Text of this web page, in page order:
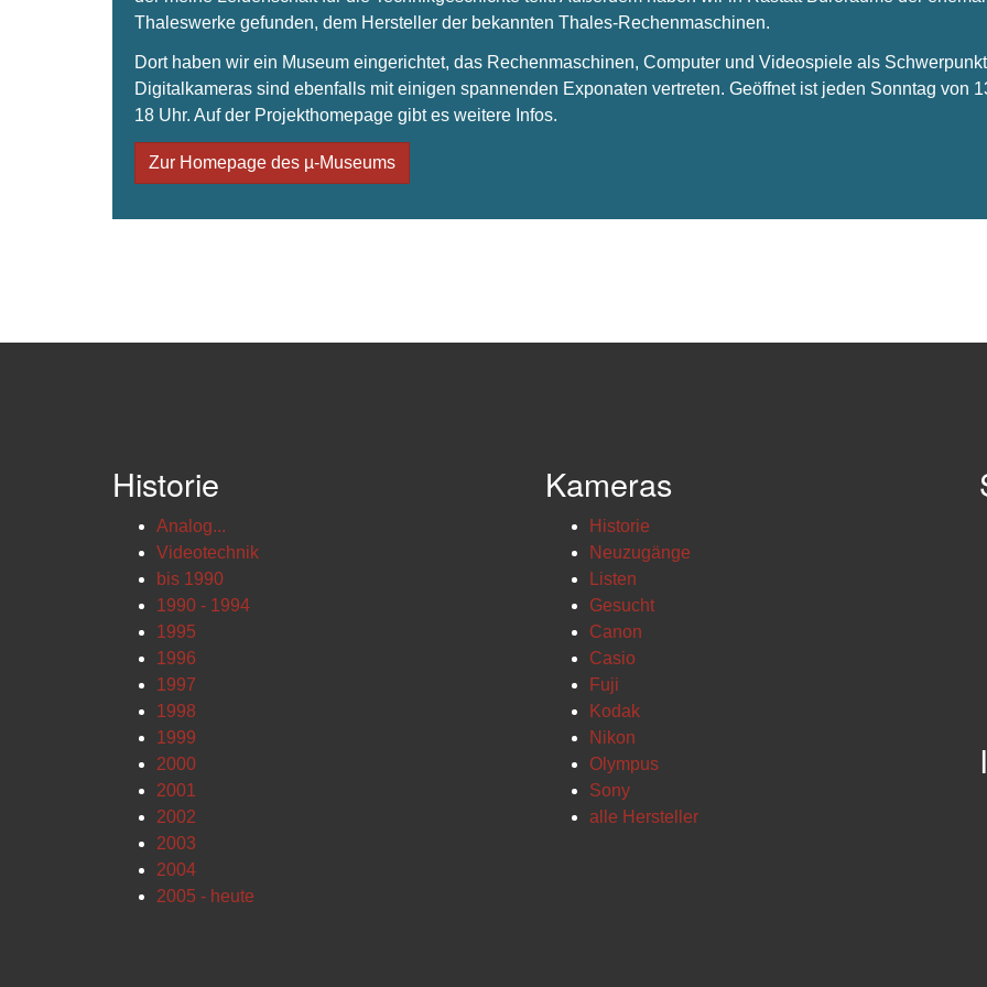
Thaleswerke gefunden, dem Hersteller der bekannten Thales-Rechenmaschinen.
Dort haben wir ein Museum eingerichtet, das Rechenmaschinen, Computer und Videospiele als
Digitalkameras sind ebenfalls mit einigen spannenden Exponaten vertreten. Geöffnet ist jeden Sonntag von
18 Uhr. Auf der Projekthomepage gibt es weitere Infos.
Zur Homepage des µ-Museums
Historie
Analog...
Videotechnik
bis 1990
1990 - 1994
1995
1996
1997
1998
1999
2000
2001
2002
2003
2004
2005 - heute
Kameras
Historie
Neuzugänge
Listen
Gesucht
Canon
Casio
Fuji
Kodak
Nikon
Olympus
Sony
alle Hersteller